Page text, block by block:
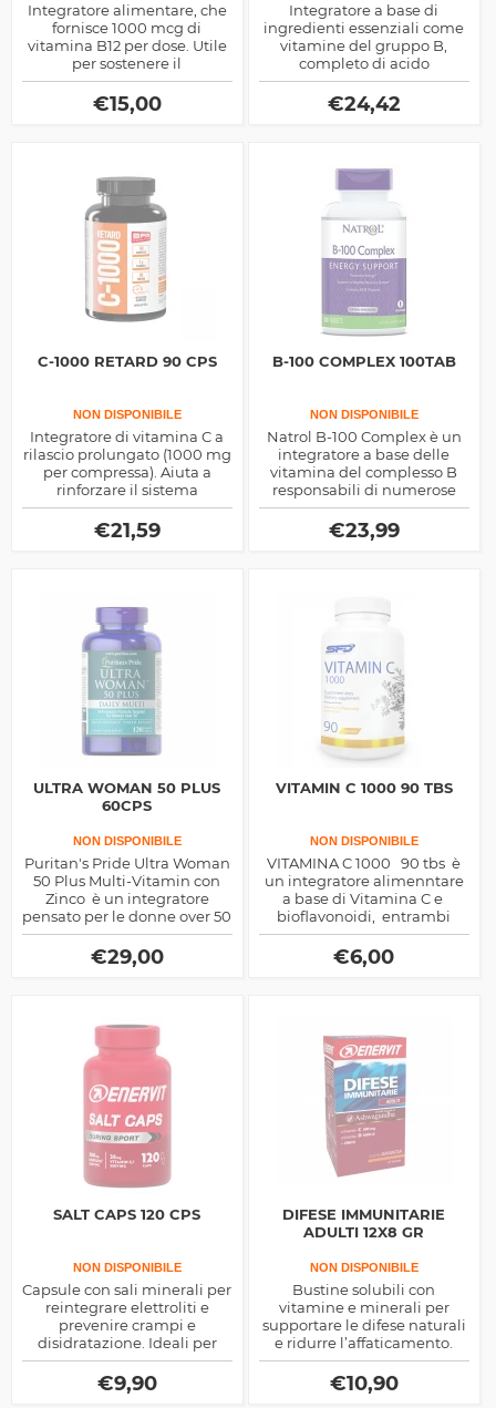
Integratore alimentare, che
fornisce 1000 mcg di
vitamina B12 per dose. Utile
per sostenere il
metabolismo energetico, il
sistema nervoso, la
produzione di globuli rossi e
€15,00
Integratore a base di
ingredienti essenziali come
vitamine del gruppo B,
completo di acido
pantotenico,
niacina, tiamina, riboflavina
e biotina utili per il normale
€24,42
C-1000 RETARD 90 CPS
NON DISPONIBILE
Integratore di vitamina C a
rilascio prolungato (1000 mg
per compressa). Aiuta a
rinforzare il sistema
immunitario, combattere lo
stress ossidativo, e supporta
la sintesi del collagene per
€21,59
B-100 COMPLEX 100TAB
NON DISPONIBILE
Natrol B-100 Complex è un
integratore a base delle
vitamina del complesso B
responsabili di numerose
funzioni all'interno del
nostro organismo.
€23,99
ULTRA WOMAN 50 PLUS
60CPS
NON DISPONIBILE
Puritan's Pride Ultra Woman
50 Plus Multi-Vitamin con
Zinco è un integratore
pensato per le donne over 50
, perfetto per inforzare ossa,
unghie e capelli e per fornire
un effetto antiossidante
€29,00
VITAMIN C 1000 90 TBS
NON DISPONIBILE
VITAMINA C 1000 90 tbs è
un integratore alimenntare
a base di Vitamina C e
bioflavonoidi, entrambi
conosciuti per i loro rispettivi
benefici per l'organismo, tra
cui l' ottimale produzione di
perfetti per combattere lo
stress ossidativo.
€6,00
SALT CAPS 120 CPS
NON DISPONIBILE
Capsule con sali minerali per
reintegrare elettroliti e
prevenire crampi e
disidratazione. Ideali per
sport di endurance e
allenamenti in condizioni di
caldo intenso.
€9,90
DIFESE IMMUNITARIE
ADULTI 12X8 GR
NON DISPONIBILE
Bustine solubili con
vitamine e minerali per
supportare le difese naturali
e ridurre l’affaticamento.
Formula completa, gusto
gradevole, ideale per adulti.
€10,90